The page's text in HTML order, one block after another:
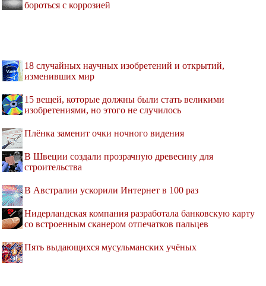
бороться с коррозией
18 случайных научных изобретений и открытий,
изменивших мир
15 вещей, которые должны были стать великими
изобретениями, но этого не случилось
Плёнка заменит очки ночного видения
В Швеции создали прозрачную древесину для
строительства
В Австралии ускорили Интернет в 100 раз
Нидерландская компания разработала банковскую карту
со встроенным сканером отпечатков пальцев
Пять выдающихся мусульманских учёных